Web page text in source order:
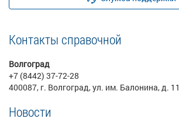
Контакты справочной
Волгоград
+7 (8442) 37-72-28
400087, г. Волгоград, ул. им. Балонина, д. 11
Новости